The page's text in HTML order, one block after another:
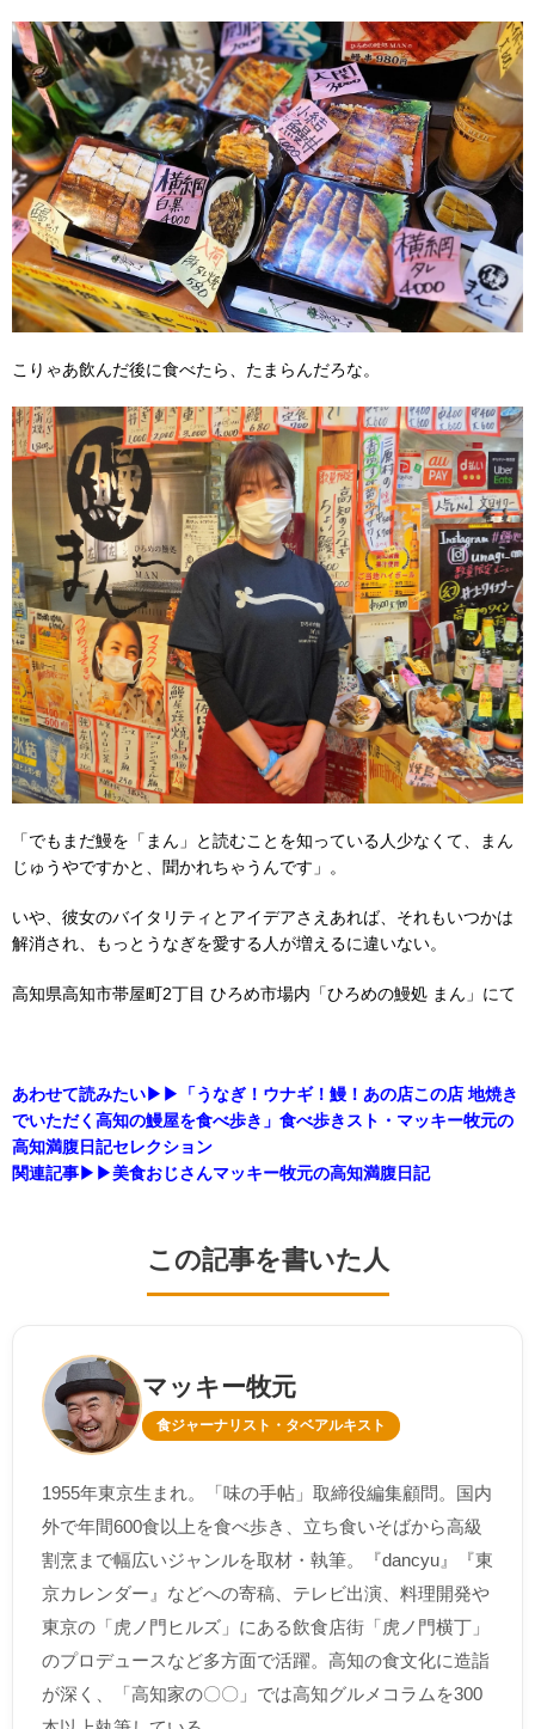
こりゃあ飲んだ後に食べたら、たまらんだろな。
「でもまだ鰻を「まん」と読むことを知っている人少なくて、まん
じゅうやですかと、聞かれちゃうんです」。
いや、彼女のバイタリティとアイデアさえあれば、それもいつかは
解消され、もっとうなぎを愛する人が増えるに違いない。
高知県高知市帯屋町2丁目 ひろめ市場内「ひろめの鰻処 まん」にて
あわせて読みたい▶▶「うなぎ！ウナギ！鰻！あの店この店 地焼き
でいただく高知の鰻屋を食べ歩き」食べ歩きスト・マッキー牧元の
高知満腹日記セレクション
関連記事▶▶美食おじさんマッキー牧元の高知満腹日記
この記事を書いた人
マッキー牧元
食ジャーナリスト・タベアルキスト
1955年東京生まれ。「味の手帖」取締役編集顧問。国内
外で年間600食以上を食べ歩き、立ち食いそばから高級
割烹まで幅広いジャンルを取材・執筆。『dancyu』『東
京カレンダー』などへの寄稿、テレビ出演、料理開発や
東京の「虎ノ門ヒルズ」にある飲食店街「虎ノ門横丁」
のプロデュースなど多方面で活躍。高知の食文化に造詣
が深く、「高知家の〇〇」では高知グルメコラムを300